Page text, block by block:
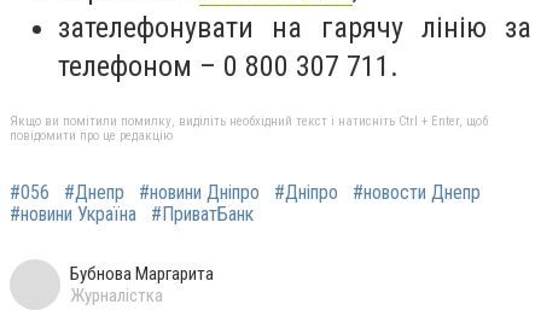
зателефонувати на гарячу лінію за
телефоном – 0 800 307 711.
Якщо ви помітили помилку, виділіть необхідний текст і натисніть Ctrl + Enter, щоб
повідомити про це редакцію
#056 #Днепр #новини Дніпро #Дніпро
#новости Днепр
#новини Україна
#ПриватБанк
Бубнова Маргарита
Журналістка